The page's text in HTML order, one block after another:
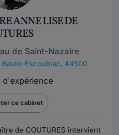
ANNE LISE DE
de Saint-Nazaire
Baule-Escoublac, 44500
d'expérience
ce cabinet
de COUTURES intervient